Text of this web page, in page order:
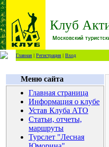
Клуб
Главная | Регистрация | Вход
Меню сайта
Главная страница
Информация о клубе
Устав Клуба АТО
Статьи, отчеты,
маршруты
Турслет "Лесная